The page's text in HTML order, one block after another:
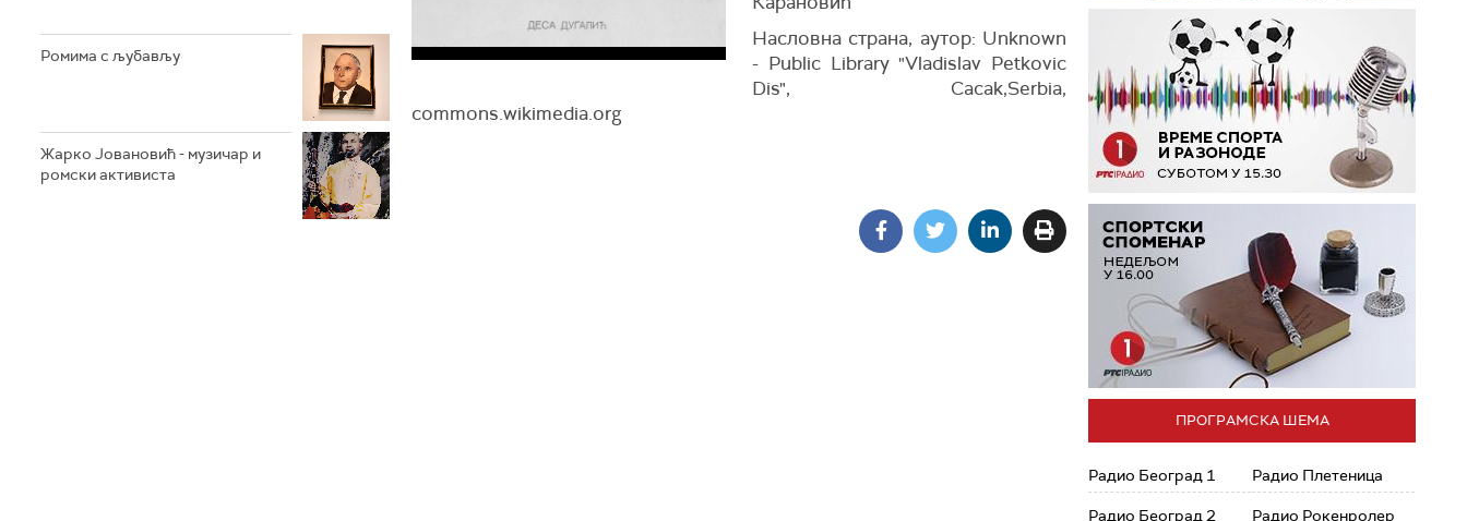
Ромима с љубављу
Жарко Јовановић - музичар и
ромски активиста
Насловна страна, аутор: Unknown
- Public Library "Vladislav Petkovic
Dis", Cacak,Serbia,
commons.wikimedia.org
ПРОГРАМСКА ШЕМА
Радио Београд 1
Радио Београд 2
Радио Плетеница
Радио Рокенролер